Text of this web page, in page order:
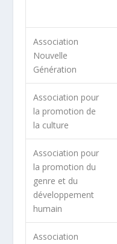
Association
Nouvelle
Génération
Association pour
la promotion de
la culture
Association pour
la promotion du
genre et du
développement
humain
Association